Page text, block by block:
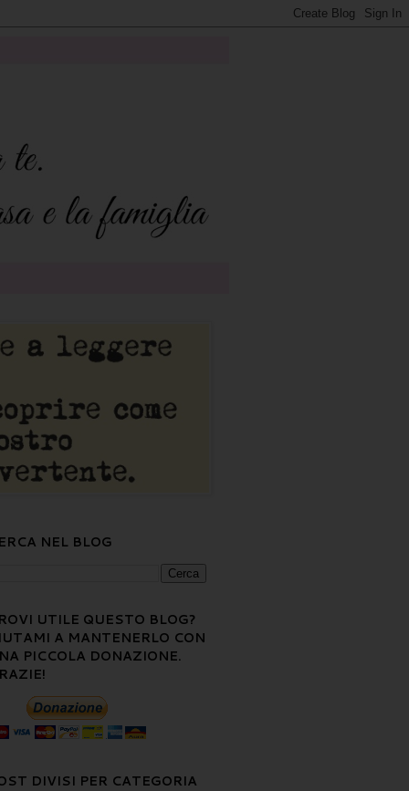
NEL BLOG
UTILE QUESTO BLOG?
A MANTENERLO CON
PICCOLA DONAZIONE.
DIVISI PER CATEGORIA